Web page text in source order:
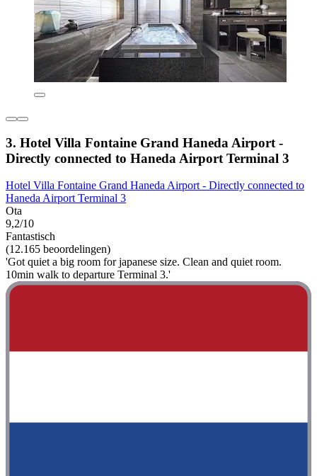
3. Hotel Villa Fontaine Grand Haneda Airport -
Directly connected to Haneda Airport Terminal 3
Hotel Villa Fontaine Grand Haneda Airport - Directly connected to
Haneda Airport Terminal 3
Ota
9,2/10
Fantastisch
(12.165 beoordelingen)
'Got quiet a big room for japanese size. Clean and quiet room.
10min walk to departure Terminal 3.'